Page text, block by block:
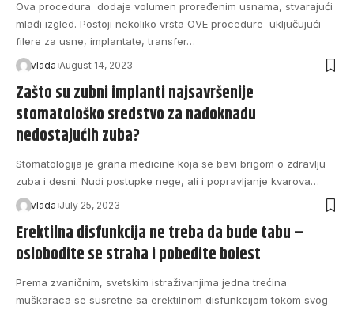
Ova procedura dodaje volumen proređenim usnama, stvarajući
mlađi izgled. Postoji nekoliko vrsta OVE procedure uključujući
filere za usne, implantate, transfer…
vlada August 14, 2023
Zašto su zubni implanti najsavršenije
stomatološko sredstvo za nadoknadu
nedostajućih zuba?
Stomatologija je grana medicine koja se bavi brigom o zdravlju
zuba i desni. Nudi postupke nege, ali i popravljanje kvarova…
vlada July 25, 2023
Erektilna disfunkcija ne treba da bude tabu –
oslobodite se straha i pobedite bolest
Prema zvaničnim, svetskim istraživanjima jedna trećina
muškaraca se susretne sa erektilnom disfunkcijom tokom svog